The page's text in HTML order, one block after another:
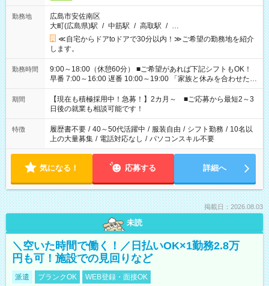
勤務地
広島市安佐南区
大町(広島県)駅 / 中筋駅 / 高取駅 / …
≪自宅からドアtoドアで30分以内！≫ご希望の勤務地を紹介
します。
勤務時間
9:00～18:00（休憩60分） ■ご希望があれば下記シフトもOK！
早番 7:00～16:00 遅番 10:00～19:00 「家族と休みを合わせた
い」 「余裕を持って夕飯の準備がしたい」 「できれば残業はし
たくない」 など、ご希望を教えてくださいね。 ※Wワーク希望
の方へ 今ご覧のお仕事で希望する勤務時間と、もう1つのお仕事
の勤務時間。 合計で週40時間を超える場合は応募できません。
期間
【現在も積極採用中！急募！】2カ月～ ■ご応募から最短2～3
日後の就業も相談可能です！
特徴 履歴書不要 / 40～50代活躍中 / 服装自由 / シフト勤務 / 10名以
上の大量募集 / 電話対応なし / パソコンスキル不要
気になる！ 応募する 詳細へ
掲載日：2026.08.03
未読
＼空いた時間で働く！／日払いOK×1勤務2.8万
円も可！施設での見回りなど
派遣 ブランクOK WEB登録・面接OK